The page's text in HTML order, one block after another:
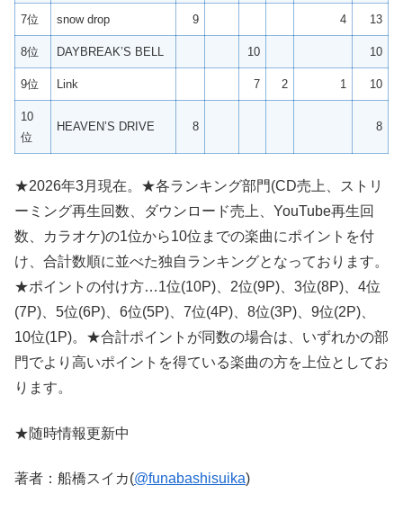
7位 snow drop 9 4 13
8位 DAYBREAK’S BELL 10 10
9位 Link 7 2 1 10
10
位
HEAVEN’S DRIVE 8 8
★2026年3月現在。★各ランキング部門(CD売上、ストリ
ーミング再生回数、ダウンロード売上、YouTube再生回
数、カラオケ)の1位から10位までの楽曲にポイントを付
け、合計数順に並べた独自ランキングとなっております。
★ポイントの付け方…1位(10P)、2位(9P)、3位(8P)、4位
(7P)、5位(6P)、6位(5P)、7位(4P)、8位(3P)、9位(2P)、
10位(1P)。★合計ポイントが同数の場合は、いずれかの部
門でより高いポイントを得ている楽曲の方を上位としてお
ります。
★随時情報更新中
著者：船橋スイカ(@funabashisuika)